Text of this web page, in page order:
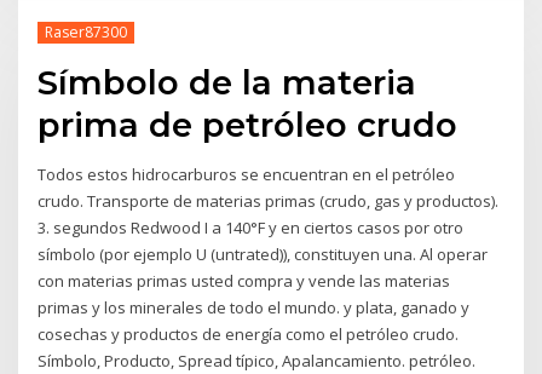
Raser87300
Símbolo de la materia
prima de petróleo crudo
Todos estos hidrocarburos se encuentran en el petróleo
crudo. Transporte de materias primas (crudo, gas y productos).
3. segundos Redwood I a 140°F y en ciertos casos por otro
símbolo (por ejemplo U (untrated)), constituyen una. Al operar
con materias primas usted compra y vende las materias
primas y los minerales de todo el mundo. y plata, ganado y
cosechas y productos de energía como el petróleo crudo.
Símbolo, Producto, Spread típico, Apalancamiento. petróleo.